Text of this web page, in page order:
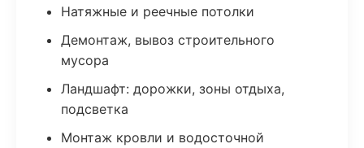
Натяжные и реечные потолки
Демонтаж, вывоз строительного
мусора
Ландшафт: дорожки, зоны отдыха,
подсветка
Монтаж кровли и водосточной